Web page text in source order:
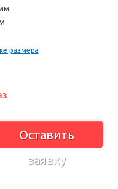
Оставить
заявку
размера